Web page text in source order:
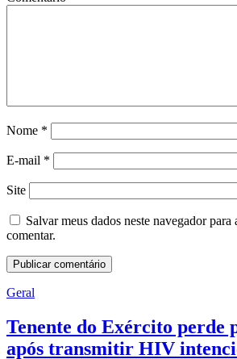
Nome *
E-mail *
Site
Salvar meus dados neste navegador
comentar.
Geral
Tenente do Exército perde
após transmitir HIV